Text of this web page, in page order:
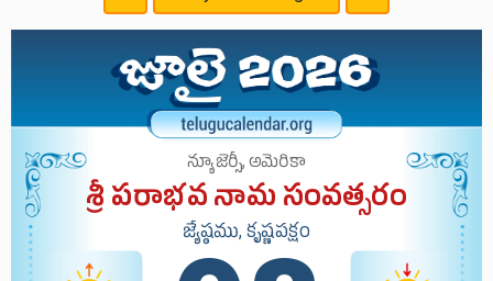
న్యూజెర్సీ, అమెరికా
శ్రీ పరాభవ నామ సంవత్సరం
జ్యేష్ఠము, కృష్ణపక్షం